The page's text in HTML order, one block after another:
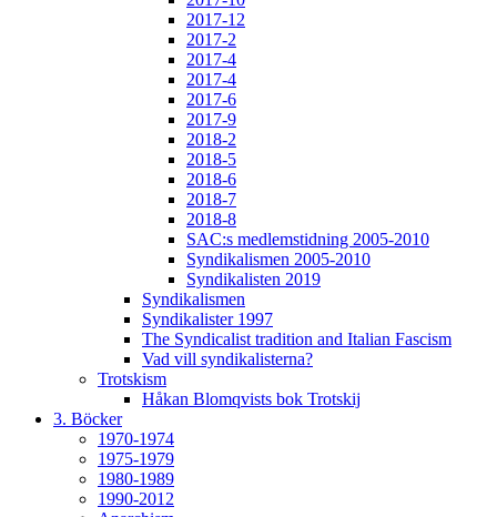
2017-12
2017-2
2017-4
2017-4
2017-6
2017-9
2018-2
2018-5
2018-6
2018-7
2018-8
SAC:s medlemstidning 2005-2010
Syndikalismen 2005-2010
Syndikalisten 2019
Syndikalismen
Syndikalister 1997
The Syndicalist tradition and Italian Fascism
Vad vill syndikalisterna?
Trotskism
Håkan Blomqvists bok Trotskij
3. Böcker
1970-1974
1975-1979
1980-1989
1990-2012